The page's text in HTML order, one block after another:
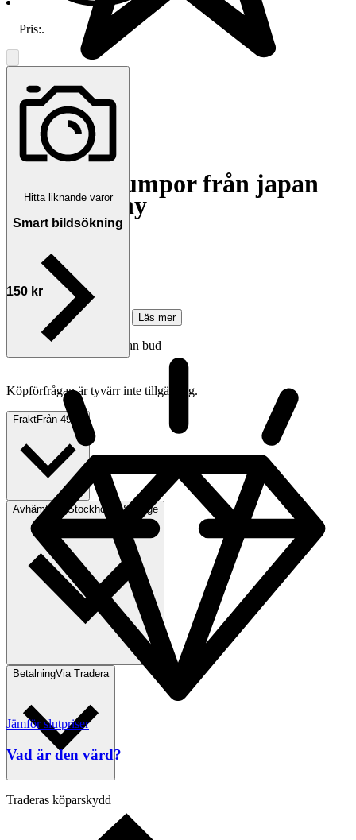
5.0
Mumin strumpor från japan
35-39 helt ny
Utropspris
150 kr
160 kr med köparskydd.
Läs mer
Auktionen avslutades utan bud
Köpförfrågan är tyvärr inte tillgänglig.
FraktFrån 49 kr
Avhämtning Stockholm, Sverige
BetalningVia Tradera
Traderas köparskydd
Pris:.
Hitta liknande varor
Smart bildsökning
Jämför slutpriser
Vad är den värd?